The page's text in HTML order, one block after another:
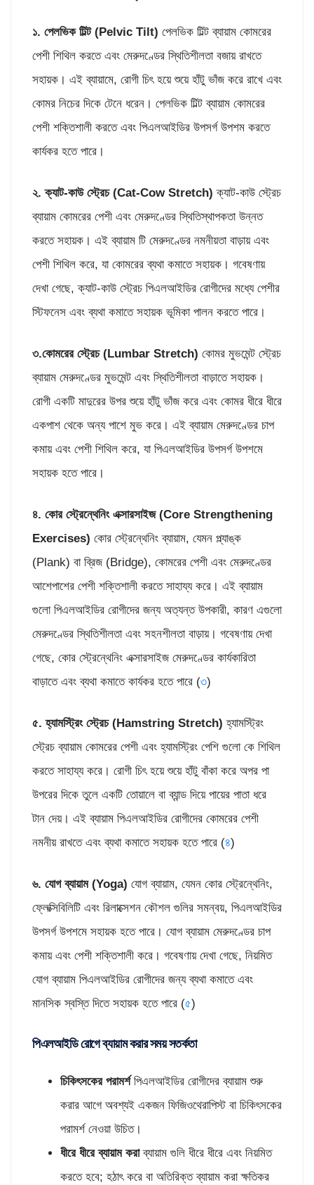
১. পেলভিক টিল্ট (Pelvic Tilt) পেলভিক টিল্ট ব্যায়াম কোমরের
পেশী শিথিল করতে এবং মেরুদণ্ডের স্থিতিশীলতা বজায় রাখতে
সহায়ক। এই ব্যায়ামে, রোগী চিৎ হয়ে শুয়ে হাঁটু ভাঁজ করে রাখে এবং
কোমর নিচের দিকে টেনে ধরেন। পেলভিক টিল্ট ব্যায়াম কোমরের
পেশী শক্তিশালী করতে এবং পিএলআইডির উপসর্গ উপশম করতে
কার্যকর হতে পারে।
২. ক্যাট-কাউ স্ট্রেচ (Cat-Cow Stretch)ক্যাট-কাউ স্ট্রেচ
ব্যায়াম কোমরের পেশী এবং মেরুদণ্ডের স্থিতিস্থাপকতা উন্নত
করতে সহায়ক। এই ব্যায়াম টি মেরুদণ্ডের নমনীয়তা বাড়ায় এবং
পেশী শিথিল করে, যা কোমরের ব্যথা কমাতে সহায়ক। গবেষণায়
দেখা গেছে, ক্যাট-কাউ স্ট্রেচ পিএলআইডির রোগীদের মধ্যে পেশীর
স্টিফনেস এবং ব্যথা কমাতে সহায়ক ভূমিকা পালন করতে পারে।
৩.কোমরের স্ট্রেচ (Lumbar Stretch) কোমর মুভমেন্ট স্ট্রেচ
ব্যায়াম মেরুদণ্ডের মুভমেন্ট এবং স্থিতিশীলতা বাড়াতে সহায়ক।
রোগী একটি মাদুরের উপর শুয়ে হাঁটু ভাঁজ করে এবং কোমর ধীরে ধীরে
একপাশ থেকে অন্য পাশে মুভ করে। এই ব্যায়াম মেরুদণ্ডের চাপ
কমায় এবং পেশী শিথিল করে, যা পিএলআইডির উপসর্গ উপশমে
সহায়ক হতে পারে।
৪. কোর স্ট্রেন্থেনিং এক্সারসাইজ (Core Strengthening
Exercises) কোর স্ট্রেন্থেনিং ব্যায়াম, যেমন প্ল্যাঙ্ক
(Plank) বা ব্রিজ (Bridge), কোমরের পেশী এবং মেরুদণ্ডের
আশেপাশের পেশী শক্তিশালী করতে সাহায্য করে। এই ব্যায়াম
গুলো পিএলআইডির রোগীদের জন্য অত্যন্ত উপকারী, কারণ এগুলো
মেরুদণ্ডের স্থিতিশীলতা এবং সহনশীলতা বাড়ায়। গবেষণায় দেখা
গেছে, কোর স্ট্রেন্থেনিং এক্সারসাইজ মেরুদণ্ডের কার্যকারিতা
বাড়াতে এবং ব্যথা কমাতে কার্যকর হতে পারে (৩)
৫. হ্যামস্ট্রিং স্ট্রেচ (Hamstring Stretch)হ্যামস্ট্রিং
স্ট্রেচ ব্যায়াম কোমরের পেশী এবং হ্যামস্ট্রিং পেশি গুলো কে শিথিল
করতে সাহায্য করে। রোগী চিৎ হয়ে শুয়ে হাঁটু বাঁকা করে অপর পা
উপরের দিকে তুলে একটি তোয়ালে বা ব্যান্ড দিয়ে পায়ের পাতা ধরে
টান দেয়। এই ব্যায়াম পিএলআইডির রোগীদের কোমরের পেশী
নমনীয় রাখতে এবং ব্যথা কমাতে সহায়ক হতে পারে (৪)
৬. যোগ ব্যায়াম (Yoga) যোগ ব্যায়াম, যেমন কোর স্ট্রেন্থেনিং,
ফ্লেক্সিবিলিটি এবং রিলাক্সেশন কৌশল গুলির সমন্বয়, পিএলআইডির
উপসর্গ উপশমে সহায়ক হতে পারে। যোগ ব্যায়াম মেরুদণ্ডের চাপ
কমায় এবং পেশী শক্তিশালী করে। গবেষণায় দেখা গেছে, নিয়মিত
যোগ ব্যায়াম পিএলআইডির রোগীদের জন্য ব্যথা কমাতে এবং
মানসিক স্বস্তি দিতে সহায়ক হতে পারে (৫)
পিএলআইডি রোগে ব্যায়াম করার সময় সতর্কতা
চিকিৎসকের পরামর্শপিএলআইডির রোগীদের ব্যায়াম শুরু
করার আগে অবশ্যই একজন ফিজিওথেরাপিস্ট বা চিকিৎসকের
পরামর্শ নেওয়া উচিত।
ধীরে ধীরে ব্যায়াম করাব্যায়াম গুলি ধীরে ধীরে এবং নিয়মিত
করতে হবে; হঠাৎ করে বা অতিরিক্ত ব্যায়াম করা ক্ষতিকর